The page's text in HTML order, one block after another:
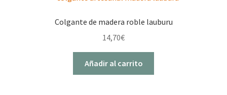
Colgante de madera roble lauburu
14,70€
Añadir al carrito